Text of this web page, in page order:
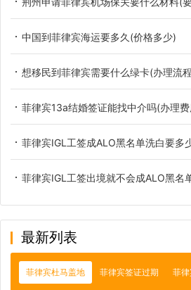
中国到菲律宾海运要多久(价格多少)
想移民到菲律宾需要什么绿卡(办理流
菲律宾13a结婚签证能找中介吗(办理
菲律宾IGL工签成ALO黑名单洗白要多
菲律宾IGL工签出境就不会成ALO黑名
最新列表
菲律宾杜马盖地 菲律宾签证过期 菲